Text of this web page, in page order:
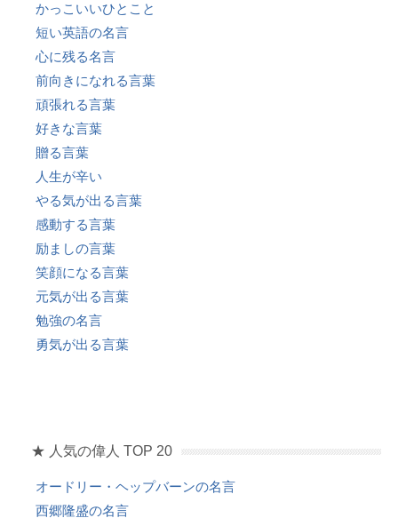
かっこいいひとこと
短い英語の名言
心に残る名言
前向きになれる言葉
頑張れる言葉
好きな言葉
贈る言葉
人生が辛い
やる気が出る言葉
感動する言葉
励ましの言葉
笑顔になる言葉
元気が出る言葉
勉強の名言
勇気が出る言葉
★ 人気の偉人 TOP 20
オードリー・ヘップバーンの名言
西郷隆盛の名言